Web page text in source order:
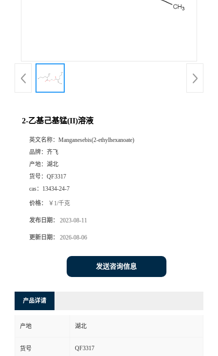
联
系
2-乙基己基锰(II)溶液
英文名称： Manganesebis(2-ethylhexanoate)
品牌： 齐飞
产地： 湖北
货号： QF3317
cas： 13434-24-7
价格： ￥1/千克
发布日期： 2023-08-11
更新日期： 2026-08-06
发送咨询信息
产品详请
产地 湖北
货号 QF3317